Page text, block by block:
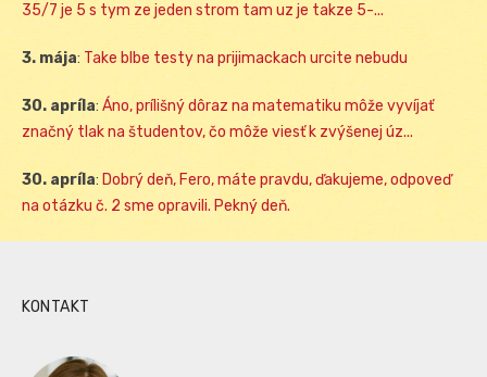
35/7 je 5 s tym ze jeden strom tam uz je takze 5-...
3. mája: Take blbe testy na prijimackach urcite nebudu
30. apríla: Áno, prílišný dôraz na matematiku môže vyvíjať
značný tlak na študentov, čo môže viesť k zvýšenej úz...
30. apríla: Dobrý deň, Fero, máte pravdu, ďakujeme, odpoveď
na otázku č. 2 sme opravili. Pekný deň.
KONTAKT